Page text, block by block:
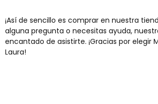
¡Así de sencillo es comprar en nuestra
alguna pregunta o necesitas ayuda,
encantado de asistirte. ¡Gracias por elegir
Laura!